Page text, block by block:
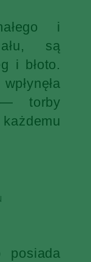
i
są
i błoto.
torby
posiada